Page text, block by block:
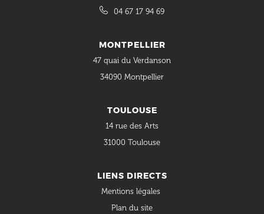
04 67 17 94 69
MONTPELLIER
47 quai du Verdanson
34090 Montpellier
TOULOUSE
14 rue des Arts
31000 Toulouse
LIENS DIRECTS
Mentions légales
Plan du site